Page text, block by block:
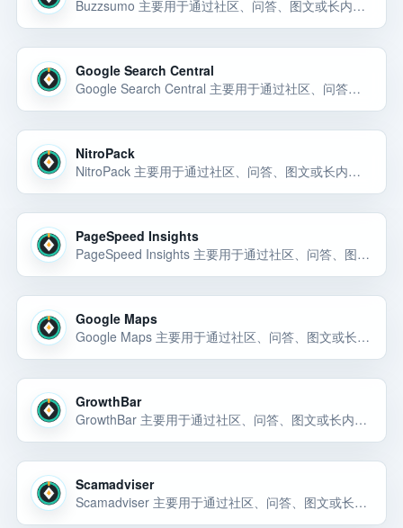
Buzzsumo 主要用于通过社区、问答、图文或长内容渠道获取自然曝光和早期用户反馈。Buzzsumo 主要用于通过社区、问答、图文或长内容渠道获取自然曝光和早期用户反馈。Buzzsumo 主要用于通过社区、问答、图文或长内… 选择前重点看价格、上手门槛、风险和替代方案。
Google Search Central
Google Search Central 主要用于通过社区、问答、图文或长内容渠道获取自然曝光和早期用户反馈。Google Search Central 主要用于通过社区、问答、图文或长内容渠道获取自然曝光和早期用户反馈。Google Search… 选择前重点看价格、上手门槛、风险和替代方案。
NitroPack
NitroPack 主要用于通过社区、问答、图文或长内容渠道获取自然曝光和早期用户反馈。NitroPack 主要用于通过社区、问答、图文或长内容渠道获取自然曝光和早期用户反馈。NitroPack 主要用于通过社区、问答、图文或… 选择前重点看价格、上手门槛、风险和替代方案。
PageSpeed Insights
PageSpeed Insights 主要用于通过社区、问答、图文或长内容渠道获取自然曝光和早期用户反馈。PageSpeed Insights 主要用于通过社区、问答、图文或长内容渠道获取自然曝光和早期用户反馈。PageSpeed Insigh… 选择前重点看价格、上手门槛、风险和替代方案。
Google Maps
Google Maps 主要用于通过社区、问答、图文或长内容渠道获取自然曝光和早期用户反馈。Google Maps 主要用于通过社区、问答、图文或长内容渠道获取自然曝光和早期用户反馈。Google Maps 主要用于通过社区、问答… 选择前重点看价格、上手门槛、风险和替代方案。
GrowthBar
GrowthBar 主要用于通过社区、问答、图文或长内容渠道获取自然曝光和早期用户反馈。GrowthBar 主要用于通过社区、问答、图文或长内容渠道获取自然曝光和早期用户反馈。GrowthBar 主要用于通过社区、问答、图文或… 选择前重点看价格、上手门槛、风险和替代方案。
Scamadviser
Scamadviser 主要用于通过社区、问答、图文或长内容渠道获取自然曝光和早期用户反馈。Scamadviser 主要用于通过社区、问答、图文或长内容渠道获取自然曝光和早期用户反馈。Scamadviser 主要用于通过社区、问答… 选择前重点看价格、上手门槛、风险和替代方案。